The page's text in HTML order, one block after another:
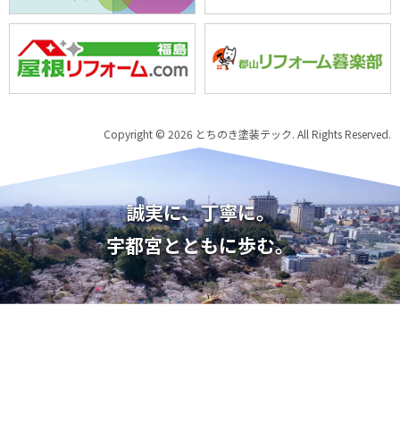
Copyright © 2026 とちのき塗装テック. All Rights Reserved.
誠実に、丁寧に。
宇都宮とともに歩む。